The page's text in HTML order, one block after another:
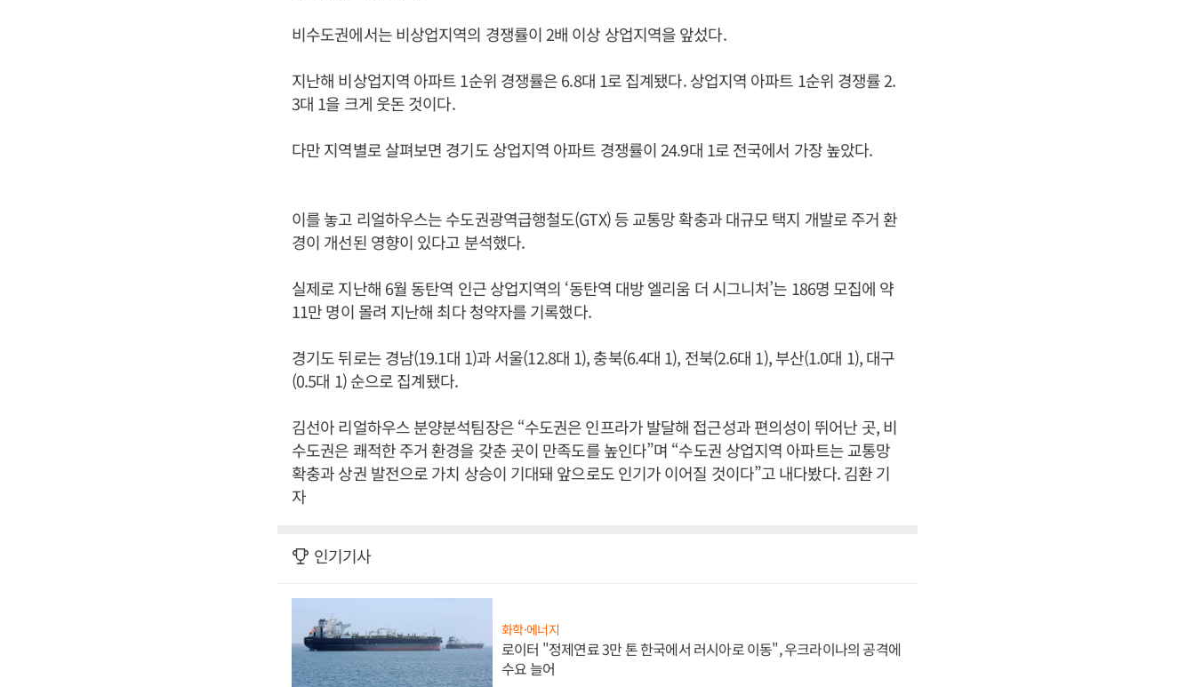
비수도권에서는 비상업지역의 경쟁률이 2배 이상 상업지역을 앞섰다.
지난해 비상업지역 아파트 1순위 경쟁률은 6.8대 1로 집계됐다. 상업지역 아파트 1순위 경쟁률 2.
3대 1을 크게 웃돈 것이다.
다만 지역별로 살펴보면 경기도 상업지역 아파트 경쟁률이 24.9대 1로 전국에서 가장 높았다.
이를 놓고 리얼하우스는 수도권광역급행철도(GTX) 등 교통망 확충과 대규모 택지 개발로 주거 환
경이 개선된 영향이 있다고 분석했다.
실제로 지난해 6월 동탄역 인근 상업지역의 ‘동탄역 대방 엘리움 더 시그니처’는 186명 모집에 약
11만 명이 몰려 지난해 최다 청약자를 기록했다.
경기도 뒤로는 경남(19.1대 1)과 서울(12.8대 1), 충북(6.4대 1), 전북(2.6대 1), 부산(1.0대 1), 대구
(0.5대 1) 순으로 집계됐다.
김선아 리얼하우스 분양분석팀장은 “수도권은 인프라가 발달해 접근성과 편의성이 뛰어난 곳, 비
수도권은 쾌적한 주거 환경을 갖춘 곳이 만족도를 높인다”며 “수도권 상업지역 아파트는 교통망
확충과 상권 발전으로 가치 상승이 기대돼 앞으로도 인기가 이어질 것이다”고 내다봤다. 김환 기
자
인기기사
화학·에너지
로이터 "정제연료 3만 톤 한국에서 러시아로 이동", 우크라이나의 공격에
수요 늘어